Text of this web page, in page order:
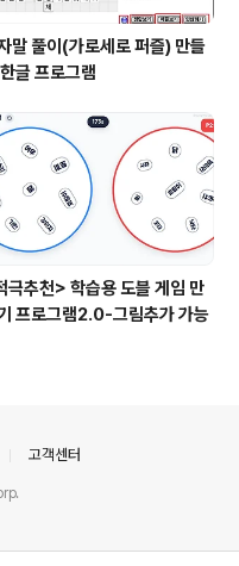
말 풀이(가로세로 퍼즐) 만들
글 프로그램
극추천> 학습용 도블 게임 만
프로그램2.0-그림추가 가능
고객센터